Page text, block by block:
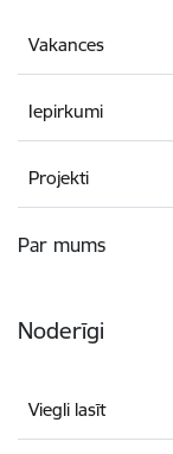
Vakances
Iepirkumi
Projekti
Par mums
Noderīgi
Viegli lasīt